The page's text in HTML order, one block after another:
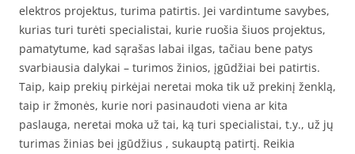
elektros projektus, turima patirtis. Jei vardintume savybes,
kurias turi turėti specialistai, kurie ruošia šiuos projektus,
pamatytume, kad sąrašas labai ilgas, tačiau bene patys
svarbiausia dalykai – turimos žinios, įgūdžiai bei patirtis.
Taip, kaip prekių pirkėjai neretai moka tik už prekinį ženklą,
taip ir žmonės, kurie nori pasinaudoti viena ar kita
paslauga, neretai moka už tai, ką turi specialistai, t.y., už jų
turimas žinias bei įgūdžius , sukauptą patirtį. Reikia